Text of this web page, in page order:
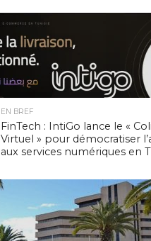
EN BREF
FinTech : IntiGo lance le «
Virtuel » pour démocratiser
aux services numériques en